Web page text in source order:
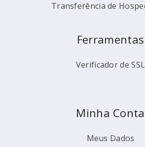
Transferência de
Ferramentas
Verificador de SSL
Minha Conta
Meus Dados